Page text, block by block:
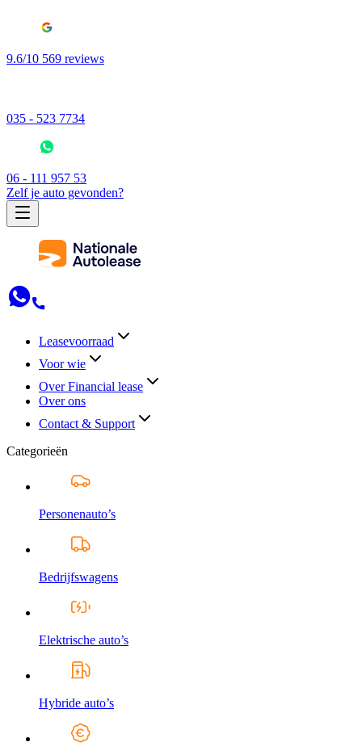
9.6/10 569 reviews
035 - 523 7734
06 - 111 957 53
Zelf je auto gevonden?
Leasevoorraad
Voor wie
Over Financial lease
Over ons
Contact & Support
Categorieën
Personenauto’s
Bedrijfswagens
Elektrische auto’s
Hybride auto’s